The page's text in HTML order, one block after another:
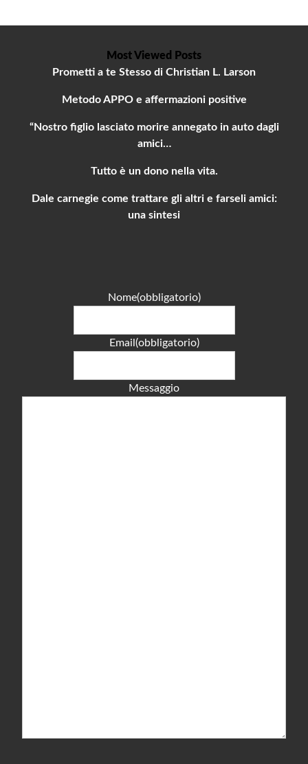
Most Viewed Posts
Prometti a te Stesso di Christian L. Larson
Metodo APPO e affermazioni positive
“Nostro figlio lasciato morire annegato in auto dagli
amici…
Tutto è un dono nella vita.
Dale carnegie come trattare gli altri e farseli amici:
una sintesi
Nome(obbligatorio)
Email (obbligatorio)
Messaggio